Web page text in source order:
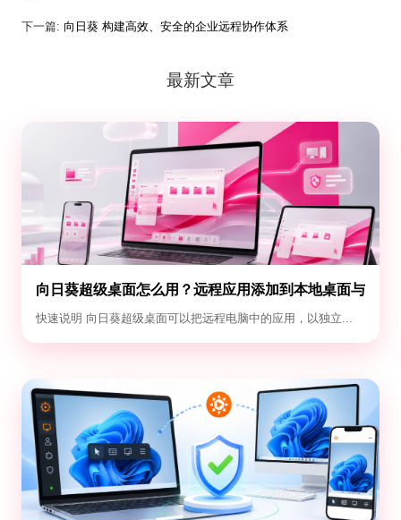
下一篇: 向日葵 构建高效、安全的企业远程协作体系
最新文章
向日葵超级桌面怎么用？远程应用添加到本地桌面与
退出教程
快速说明 向日葵超级桌面可以把远程电脑中的应用，以独立...